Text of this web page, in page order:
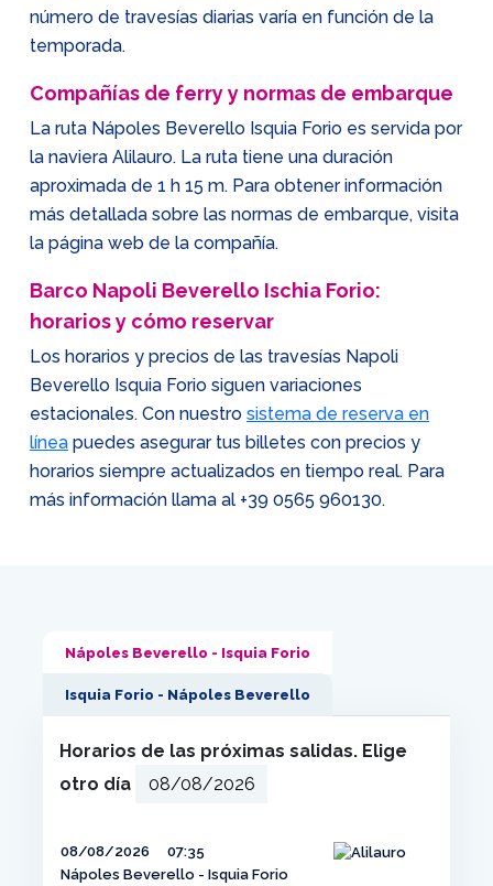
número de travesías diarias varía en función de la
temporada.
Compañías de ferry y normas de embarque
La ruta Nápoles Beverello Isquia Forio es servida por
la naviera Alilauro. La ruta tiene una duración
aproximada de 1 h 15 m. Para obtener información
más detallada sobre las normas de embarque, visita
la página web de la compañía.
Barco Napoli Beverello Ischia Forio:
horarios y cómo reservar
Los horarios y precios de las travesías Napoli
Beverello Isquia Forio siguen variaciones
estacionales. Con nuestro sistema de reserva en
línea puedes asegurar tus billetes con precios y
horarios siempre actualizados en tiempo real. Para
más información llama al +39 0565 960130.
Nápoles Beverello - Isquia Forio
Isquia Forio - Nápoles Beverello
Horarios de las próximas salidas. Elige
otro día
08/08/2026
07:35
Nápoles Beverello - Isquia Forio